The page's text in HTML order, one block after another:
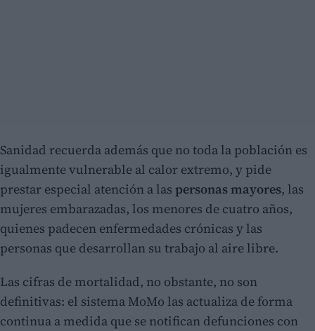
Sanidad recuerda además que no toda la población es
igualmente vulnerable al calor extremo, y pide
prestar especial atención a las personas mayores, las
mujeres embarazadas, los menores de cuatro años,
quienes padecen enfermedades crónicas y las
personas que desarrollan su trabajo al aire libre.
Las cifras de mortalidad, no obstante, no son
definitivas: el sistema MoMo las actualiza de forma
continua a medida que se notifican defunciones con